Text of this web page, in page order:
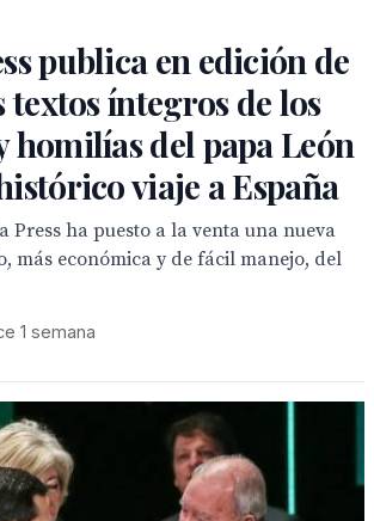
publica en edición de
íntegros de los
homilías del papa León
viaje a España
Press ha puesto a la venta una nueva
más económica y de fácil manejo, del
1 semana